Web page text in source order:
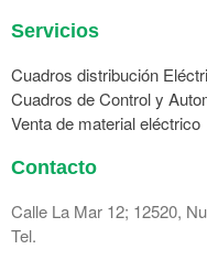
Servicios
Cuadros distribución
Cuadros de Control y
Venta de material eléctrico
Contacto
Calle La Mar 12; 12520,
Tel.